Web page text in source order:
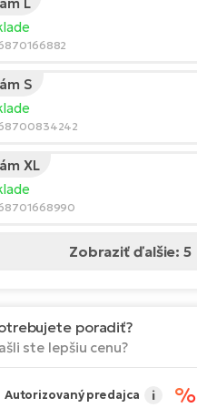
S
XL
Zobraziť ďalšie: 5
poradiť?
ste lepšiu cenu?
Autorizovaný predajca i %